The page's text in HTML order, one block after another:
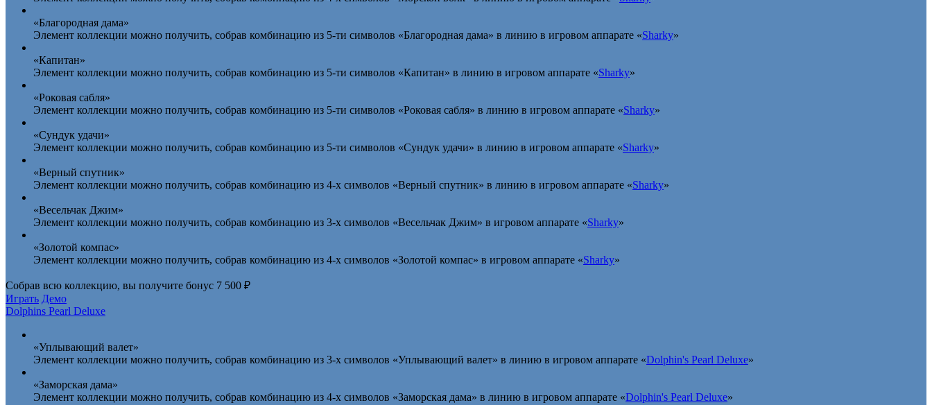
«Благородная дама»
Элемент коллекции можно получить, собрав комбинацию из 5-ти символов «Благородная дама» в линию в игровом аппарате «Sharky»
«Капитан»
Элемент коллекции можно получить, собрав комбинацию из 5-ти символов «Капитан» в линию в игровом аппарате «Sharky»
«Роковая сабля»
Элемент коллекции можно получить, собрав комбинацию из 5-ти символов «Роковая сабля» в линию в игровом аппарате «Sharky»
«Сундук удачи»
Элемент коллекции можно получить, собрав комбинацию из 5-ти символов «Сундук удачи» в линию в игровом аппарате «Sharky»
«Верный спутник»
Элемент коллекции можно получить, собрав комбинацию из 4-х символов «Верный спутник» в линию в игровом аппарате «Sharky»
«Весельчак Джим»
Элемент коллекции можно получить, собрав комбинацию из 3-х символов «Весельчак Джим» в игровом аппарате «Sharky»
«Золотой компас»
Элемент коллекции можно получить, собрав комбинацию из 4-х символов «Золотой компас» в игровом аппарате «Sharky»
Собрав всю коллекцию, вы получите бонус 7 500 ₽
Играть Демо
Dolphins Pearl Deluxe
«Уплывающий валет»
Элемент коллекции можно получить, собрав комбинацию из 3-х символов «Уплывающий валет» в линию в игровом аппарате «Dolphin's Pearl Deluxe»
«Заморская дама»
Элемент коллекции можно получить, собрав комбинацию из 4-х символов «Заморская дама» в линию в игровом аппарате «Dolphin's Pearl Deluxe»